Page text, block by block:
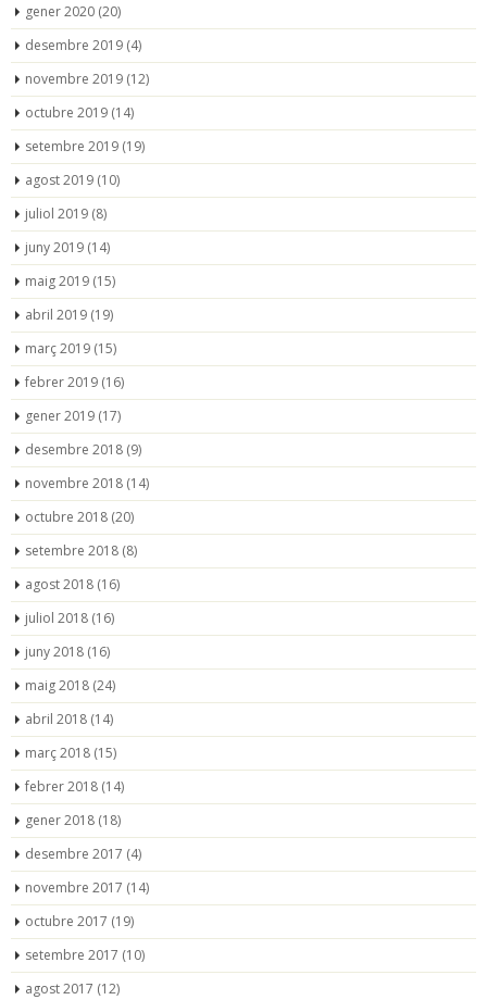
gener 2020 (20)
desembre 2019 (4)
novembre 2019 (12)
octubre 2019 (14)
setembre 2019 (19)
agost 2019 (10)
juliol 2019 (8)
juny 2019 (14)
maig 2019 (15)
abril 2019 (19)
març 2019 (15)
febrer 2019 (16)
gener 2019 (17)
desembre 2018 (9)
novembre 2018 (14)
octubre 2018 (20)
setembre 2018 (8)
agost 2018 (16)
juliol 2018 (16)
juny 2018 (16)
maig 2018 (24)
abril 2018 (14)
març 2018 (15)
febrer 2018 (14)
gener 2018 (18)
desembre 2017 (4)
novembre 2017 (14)
octubre 2017 (19)
setembre 2017 (10)
agost 2017 (12)